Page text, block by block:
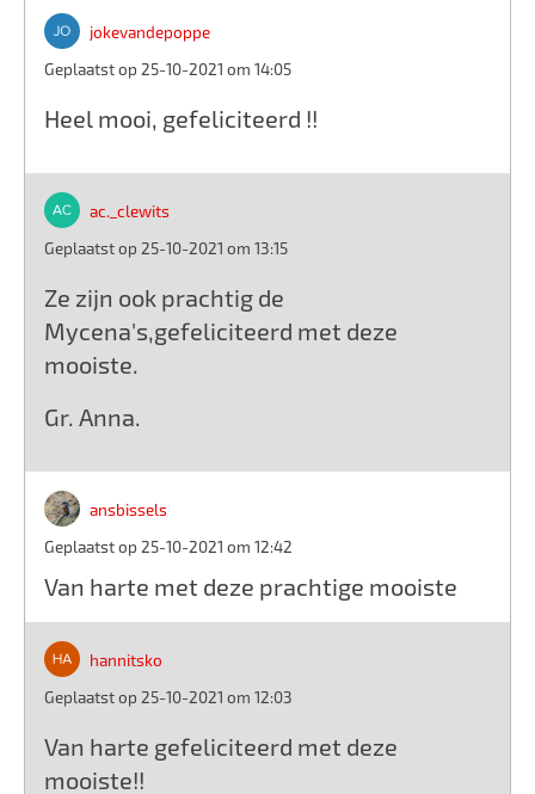
jokevandepoppe
Geplaatst op 25-10-2021 om 14:05
Heel mooi, gefeliciteerd !!
ac._clewits
Geplaatst op 25-10-2021 om 13:15
Ze zijn ook prachtig de
Mycena's,gefeliciteerd met deze
mooiste.
Gr. Anna.
ansbissels
Geplaatst op 25-10-2021 om 12:42
Van harte met deze prachtige mooiste
hannitsko
Geplaatst op 25-10-2021 om 12:03
Van harte gefeliciteerd met deze
mooiste!!